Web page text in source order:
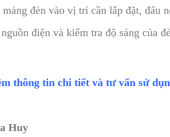
máng đèn vào vị trí cần lắp đặt, đấu
điện và kiểm tra độ sáng của
thông tin chi tiết và tư vấn sử
Huy